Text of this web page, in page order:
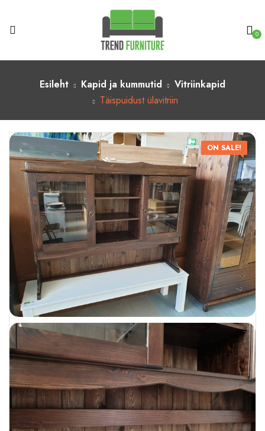
0
Esileht Kapid ja kummutid
Vitriinkapid
Täispuidust ülavitriin
ON SALE!